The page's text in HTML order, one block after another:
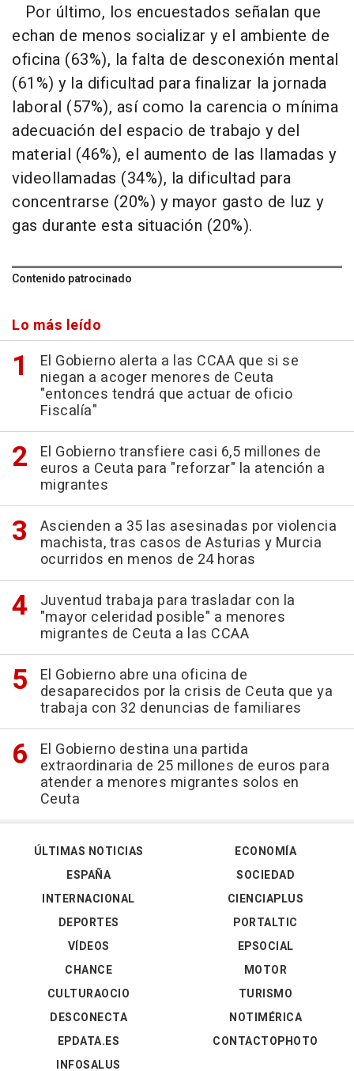
Por último, los encuestados señalan que
echan de menos socializar y el ambiente de
oficina (63%), la falta de desconexión mental
(61%) y la dificultad para finalizar la jornada
laboral (57%), así como la carencia o mínima
adecuación del espacio de trabajo y del
material (46%), el aumento de las llamadas y
videollamadas (34%), la dificultad para
concentrarse (20%) y mayor gasto de luz y
gas durante esta situación (20%).
Contenido patrocinado
Lo más leído
El Gobierno alerta a las CCAA que si se
niegan a acoger menores de Ceuta
"entonces tendrá que actuar de oficio
Fiscalía"
El Gobierno transfiere casi 6,5 millones de
euros a Ceuta para "reforzar" la atención a
migrantes
Ascienden a 35 las asesinadas por violencia
machista, tras casos de Asturias y Murcia
ocurridos en menos de 24 horas
Juventud trabaja para trasladar con la
"mayor celeridad posible" a menores
migrantes de Ceuta a las CCAA
El Gobierno abre una oficina de
desaparecidos por la crisis de Ceuta que ya
trabaja con 32 denuncias de familiares
El Gobierno destina una partida
extraordinaria de 25 millones de euros para
atender a menores migrantes solos en
Ceuta
ÚLTIMAS NOTICIAS
ESPAÑA
INTERNACIONAL
DEPORTES
VÍDEOS
ECONOMÍA
SOCIEDAD
CIENCIAPLUS
PORTALTIC
EPSOCIAL
CHANCE
CULTURAOCIO
DESCONECTA
EPDATA.ES
INFOSALUS
MOTOR
TURISMO
NOTIMÉRICA
CONTACTOPHOTO